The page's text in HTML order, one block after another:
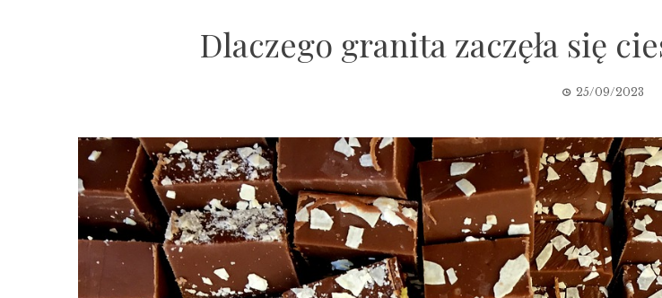
Dlaczego granita zaczęła się
25/09/2023